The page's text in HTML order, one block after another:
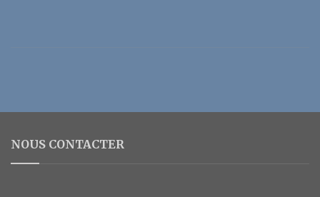
NOUS CONTACTER